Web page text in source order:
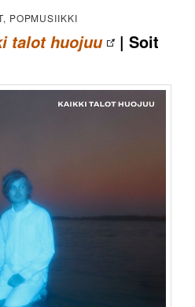
POPMUSIIKKI
talot huojuu
| Soit